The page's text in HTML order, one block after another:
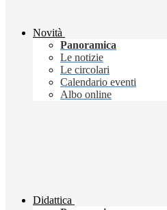
Novità
Panoramica
Le notizie
Le circolari
Calendario eventi
Albo online
Didattica